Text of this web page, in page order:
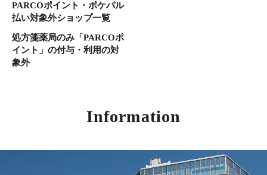
PARCOポイント・ポケパル
払い対象外ショップ一覧
処方箋薬局のみ「PARCOポ
イント」の付与・利用の対
象外
Information